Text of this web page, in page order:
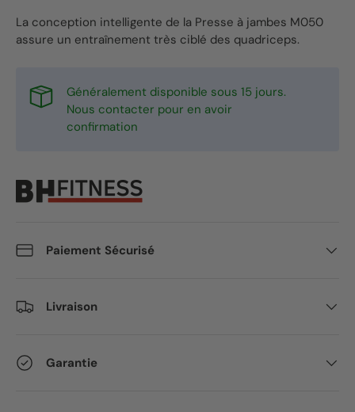
La conception intelligente de la Presse à jambes M050
assure un entraînement très ciblé des quadriceps.
Généralement disponible sous 15 jours.
Nous contacter pour en avoir
confirmation
Paiement Sécurisé
Livraison
Garantie